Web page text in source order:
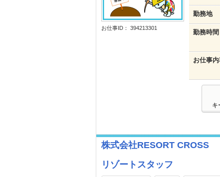
お仕事ID： 394213301
勤務地
勤務時間
お仕事
キ
株式会社RESORT CROSS
リゾートスタッフ